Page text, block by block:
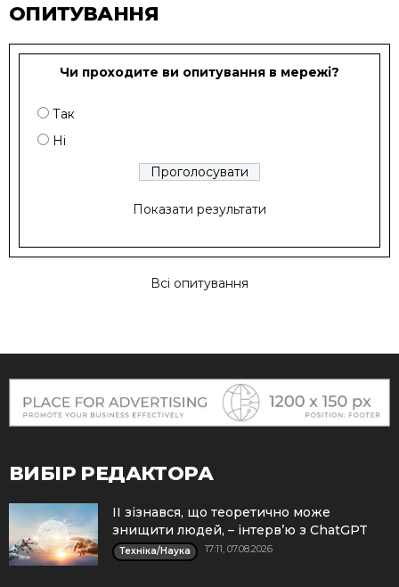
ОПИТУВАННЯ
Чи проходите ви опитування в мережі?
Так
Ні
Показати результати
Всі опитування
ВИБІР РЕДАКТОРА
ІІ зізнався, що теоретично може
знищити людей, – інтерв’ю з ChatGPT
Техніка/Наука 17:11, 07.08.2026